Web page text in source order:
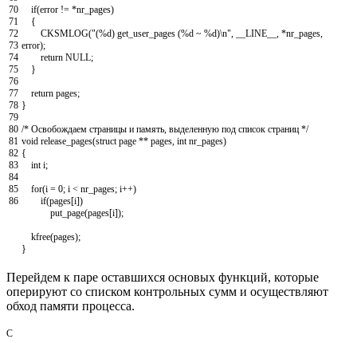
70
71
72
73
74
75
76
77
78
79
80
81
82
83
84
85
86
if(error != *nr_pages)
{
CKSMLOG("(%d) get_user_pages (%d ~ %d)\n", __LINE__ , *nr_pages,
error);
return NULL;
}
return pages;
}
/* Освобождаем страницы и память, выделенную под список страниц */
void release_pages(struct page ** pages, int nr_pages)
{
int i;
for(i = 0; i < nr_pages; i++)
if(pages[i])
put_page(pages[i]);
kfree(pages);
}
Перейдем к паре оставшихся основых функций, которые
оперируют со списком контрольных сумм и осуществляют
обход памяти процесса.
C